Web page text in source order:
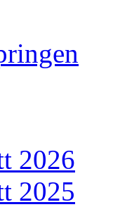
2026
2025